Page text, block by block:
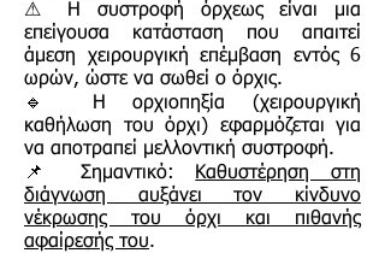
⚠ Η συστροφή όρχεως είναι μια
επείγουσα κατάσταση που απαιτεί
άμεση χειρουργική επέμβαση εντός 6
ωρών, ώστε να σωθεί ο όρχις.
🔹 Η ορχιοπηξία (χειρουργική
καθήλωση του όρχι) εφαρμόζεται για
να αποτραπεί μελλοντική συστροφή.
📌 Σημαντικό:
Καθυστέρηση στη
διάγνωση αυξάνει τον κίνδυνο
νέκρωσης του όρχι και πιθανής
αφαίρεσής του.